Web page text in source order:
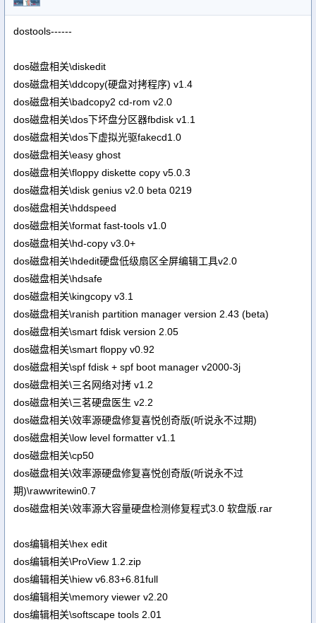
dostools------
dos磁盘相关\diskedit
dos磁盘相关\ddcopy(硬盘对拷程序) v1.4
dos磁盘相关\badcopy2 cd-rom v2.0
dos磁盘相关\dos下坏盘分区器fbdisk v1.1
dos磁盘相关\dos下虚拟光驱fakecd1.0
dos磁盘相关\easy ghost
dos磁盘相关\floppy diskette copy v5.0.3
dos磁盘相关\disk genius v2.0 beta 0219
dos磁盘相关\hddspeed
dos磁盘相关\format fast-tools v1.0
dos磁盘相关\hd-copy v3.0+
dos磁盘相关\hdedit硬盘低级扇区全屏编辑工具v2.0
dos磁盘相关\hdsafe
dos磁盘相关\kingcopy v3.1
dos磁盘相关\ranish partition manager version 2.43 (beta)
dos磁盘相关\smart fdisk version 2.05
dos磁盘相关\smart floppy v0.92
dos磁盘相关\spf fdisk + spf boot manager v2000-3j
dos磁盘相关\三名网络对拷 v1.2
dos磁盘相关\三茗硬盘医生 v2.2
dos磁盘相关\效率源硬盘修复喜悦创奇版(听说永不过期)
dos磁盘相关\low level formatter v1.1
dos磁盘相关\cp50
dos磁盘相关\效率源硬盘修复喜悦创奇版(听说永不过
期)\rawwritewin0.7
dos磁盘相关\效率源大容量硬盘检测修复程式3.0 软盘版.rar
dos编辑相关\hex edit
dos编辑相关\ProView 1.2.zip
dos编辑相关\hiew v6.83+6.81full
dos编辑相关\memory viewer v2.20
dos编辑相关\softscape tools 2.01